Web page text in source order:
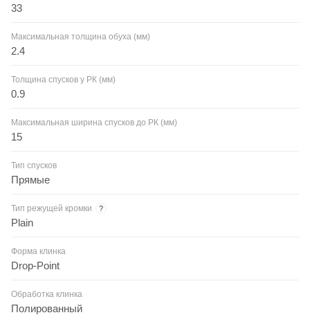
33
Максимальная толщина обуха (мм)
2.4
Толщина спусков у РК (мм)
0.9
Максимальная ширина спусков до РК (мм)
15
Тип спусков
Прямые
Тип режущей кромки ?
Plain
Форма клинка
Drop-Point
Обработка клинка
Полированный